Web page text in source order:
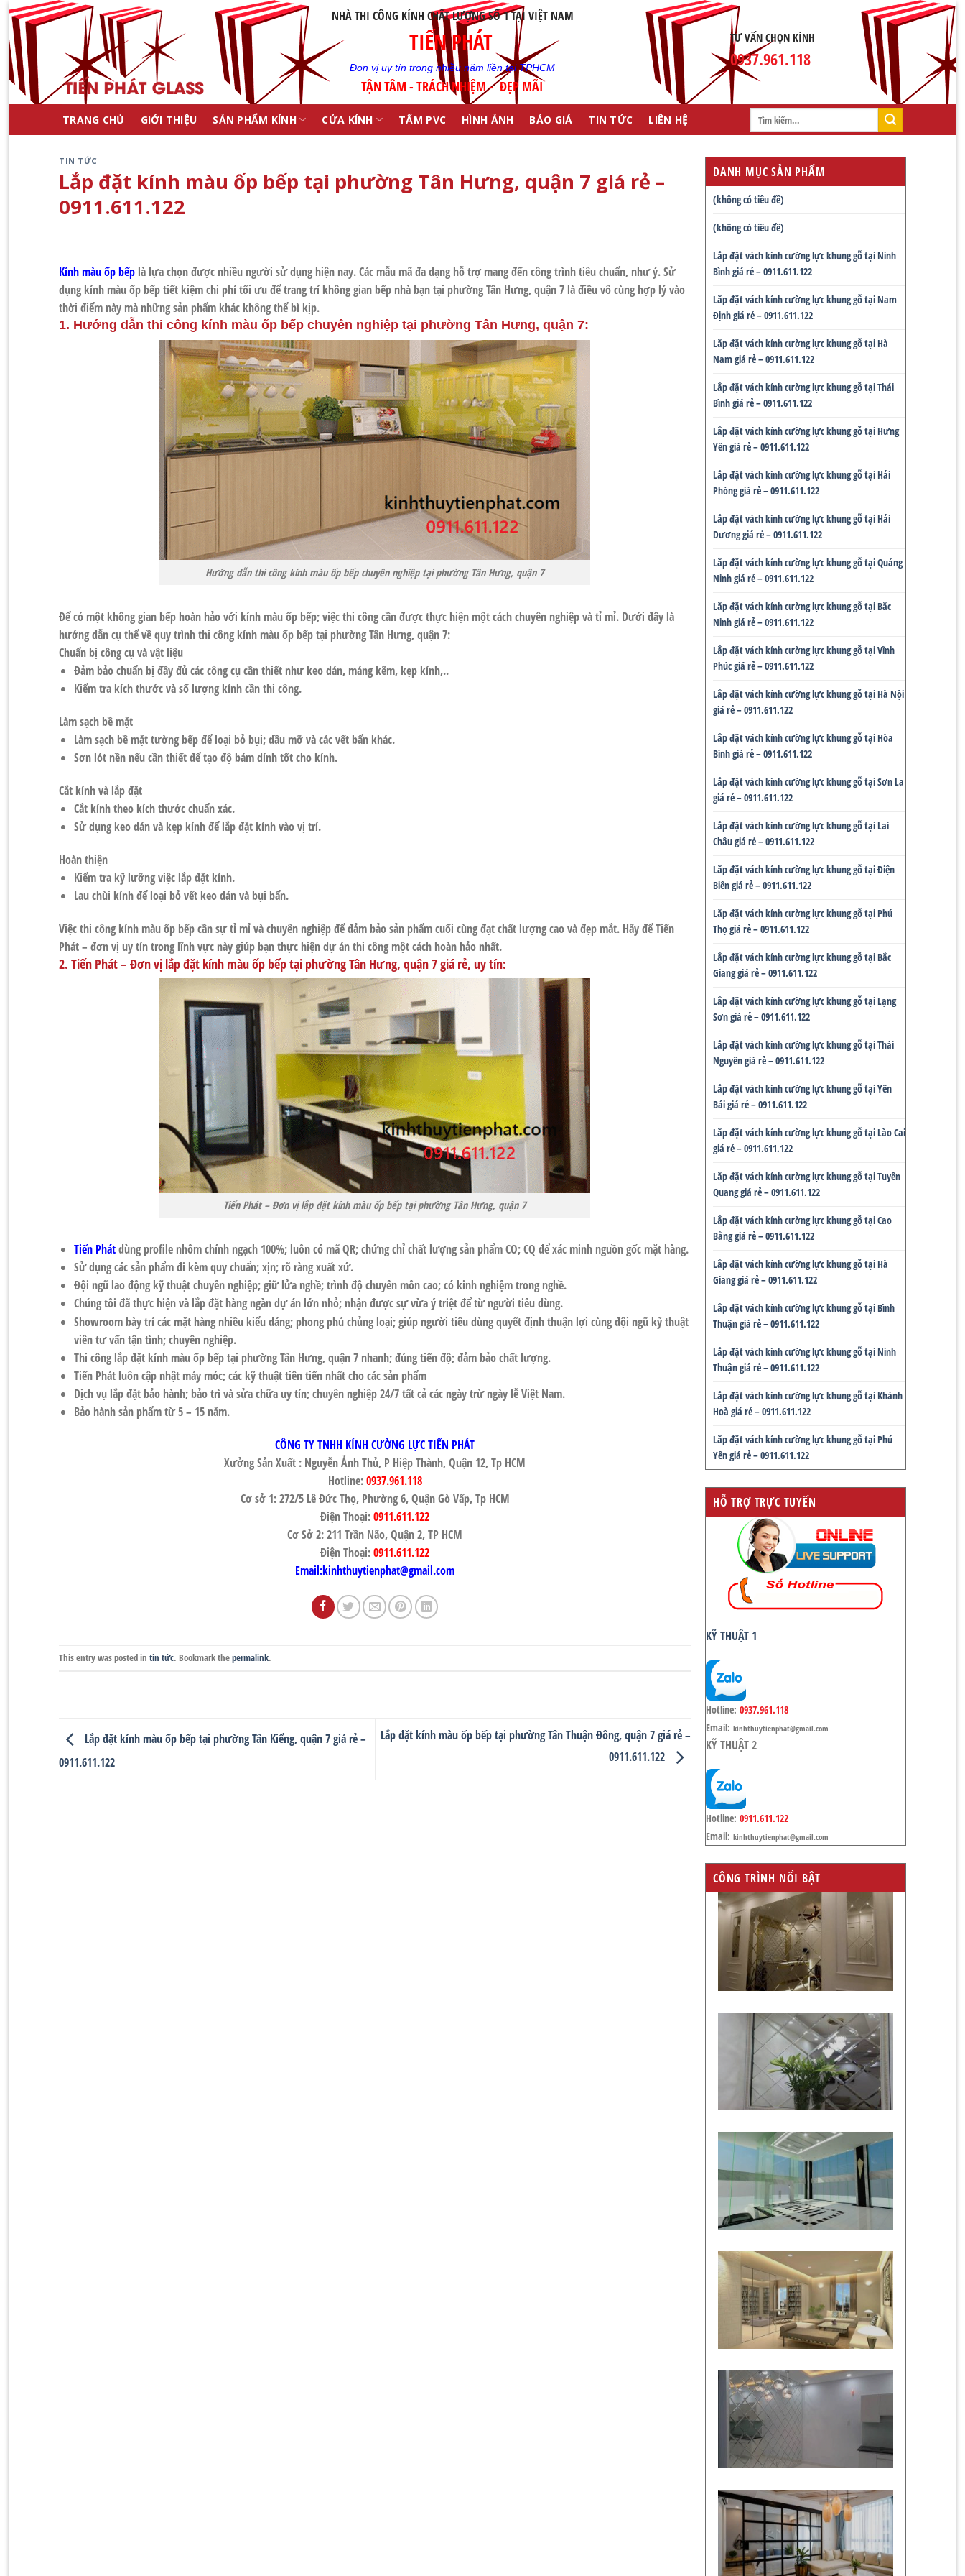
Skip
to
content
NHÀ THI CÔNG KÍNH CHẤT LƯỢNG SỐ 1 TẠI VIỆT NAM
TIẾN PHÁT
Đơn vị uy tín trong nhiều năm liền tại TPHCM
TẬN TÂM - TRÁCH NHIỆM - ĐẸP MÃI
TƯ VẤN CHỌN KÍNH
0937.961.118
TRANG CHỦ GIỚI THIỆU SẢN PHẨM KÍNH CỬA KÍNH TẤM PVC HÌNH ẢNH BÁO GIÁ TIN TỨC LIÊN HỆ
kiếm:
TIN TỨC
Lắp đặt kính màu ốp bếp tại phường Tân Hưng, quận 7 giá rẻ –
0911.611.122
Kính màu ốp bếp là lựa chọn được nhiều người sử dụng hiện nay. Các mẫu mã đa dạng hỗ trợ mang đến công trình tiêu chuẩn, như ý. Sử
dụng kính màu ốp bếp tiết kiệm chi phí tối ưu để trang trí không gian bếp nhà bạn tại phường Tân Hưng, quận 7 là điều vô cùng hợp lý vào
thời điểm này mà những sản phẩm khác không thể bì kịp.
1. Hướng dẫn thi công kính màu ốp bếp chuyên nghiệp tại phường Tân Hưng, quận 7:
Hướng dẫn thi công kính màu ốp bếp chuyên nghiệp tại phường Tân Hưng, quận 7
Để có một không gian bếp hoàn hảo với kính màu ốp bếp; việc thi công cần được thực hiện một cách chuyên nghiệp và tỉ mỉ. Dưới đây là
hướng dẫn cụ thể về quy trình thi công kính màu ốp bếp tại phường Tân Hưng, quận 7:
Chuẩn bị công cụ và vật liệu
Đảm bảo chuẩn bị đầy đủ các công cụ cần thiết như keo dán, máng kẽm, kẹp kính,..
Kiểm tra kích thước và số lượng kính cần thi công.
Làm sạch bề mặt
Làm sạch bề mặt tường bếp để loại bỏ bụi; dầu mỡ và các vết bẩn khác.
Sơn lót nền nếu cần thiết để tạo độ bám dính tốt cho kính.
Cắt kính và lắp đặt
Cắt kính theo kích thước chuẩn xác.
Sử dụng keo dán và kẹp kính để lắp đặt kính vào vị trí.
Hoàn thiện
Kiểm tra kỹ lưỡng việc lắp đặt kính.
Lau chùi kính để loại bỏ vết keo dán và bụi bẩn.
Việc thi công kính màu ốp bếp cần sự tỉ mỉ và chuyên nghiệp để đảm bảo sản phẩm cuối cùng đạt chất lượng cao và đẹp mắt. Hãy để Tiến
Phát – đơn vị uy tín trong lĩnh vực này giúp bạn thực hiện dự án thi công một cách hoàn hảo nhất.
2. Tiến Phát – Đơn vị lắp đặt kính màu ốp bếp tại phường Tân Hưng, quận 7 giá rẻ, uy tín:
Tiến Phát – Đơn vị lắp đặt kính màu ốp bếp tại phường Tân Hưng, quận 7
Tiến Phátdùng profile nhôm chính ngạch 100%; luôn có mã QR; chứng chỉ chất lượng sản phẩm CO; CQ để xác minh nguồn gốc mặt hàng.
Sử dụng các sản phẩm đi kèm quy chuẩn; xịn; rõ ràng xuất xứ.
Đội ngũ lao động kỹ thuật chuyên nghiệp; giữ lửa nghề; trình độ chuyên môn cao; có kinh nghiệm trong nghề.
Chúng tôi đã thực hiện và lắp đặt hàng ngàn dự án lớn nhỏ; nhận được sự vừa ý triệt để từ người tiêu dùng.
Showroom bày trí các mặt hàng nhiều kiểu dáng; phong phú chủng loại; giúp người tiêu dùng quyết định thuận lợi cùng đội ngũ kỹ thuật
viên tư vấn tận tình; chuyên nghiệp.
Thi công lắp đặt kính màu ốp bếp tại phường Tân Hưng, quận 7nhanh; đúng tiến độ; đảm bảo chất lượng.
Tiến Phát luôn cập nhật máy móc; các kỹ thuật tiên tiến nhất cho các sản phẩm
Dịch vụ lắp đặt bảo hành; bảo trì và sửa chữa uy tín; chuyên nghiệp 24/7 tất cả các ngày trừ ngày lễ Việt Nam.
Bảo hành sản phẩm từ 5 – 15 năm.
CÔNG TY TNHH KÍNH CƯỜNG LỰC TIẾN PHÁT
Xưởng Sản Xuất : Nguyễn Ảnh Thủ, P Hiệp Thành, Quận 12, Tp HCM
Hotline:0937.961.118
Cơ sở 1: 272/5 Lê Đức Thọ, Phường 6, Quận Gò Vấp, Tp HCM
Điện Thoại:0911.611.122
Cơ Sở 2: 211 Trần Não, Quận 2, TP HCM
Điện Thoại:0911.611.122
Email:kinhthuytienphat@gmail.com
This entry was posted in tin tức. Bookmark thepermalink.
Lắp đặt kính màu ốp bếp tại phường Tân Kiểng, quận 7 giá rẻ –
0911.611.122
Lắp đặt kính màu ốp bếp tại phường Tân Thuận Đông, quận 7 giá rẻ –
0911.611.122
DANH MỤC SẢN PHẨM
(không có tiêu đề)
(không có tiêu đề)
Lắp đặt vách kính cường lực khung gỗ tại Ninh
Bình giá rẻ – 0911.611.122
Lắp đặt vách kính cường lực khung gỗ tại Nam
Định giá rẻ – 0911.611.122
Lắp đặt vách kính cường lực khung gỗ tại Hà
Nam giá rẻ – 0911.611.122
Lắp đặt vách kính cường lực khung gỗ tại Thái
Bình giá rẻ – 0911.611.122
Lắp đặt vách kính cường lực khung gỗ tại Hưng
Yên giá rẻ – 0911.611.122
Lắp đặt vách kính cường lực khung gỗ tại Hải
Phòng giá rẻ – 0911.611.122
Lắp đặt vách kính cường lực khung gỗ tại Hải
Dương giá rẻ – 0911.611.122
Lắp đặt vách kính cường lực khung gỗ tại Quảng
Ninh giá rẻ – 0911.611.122
Lắp đặt vách kính cường lực khung gỗ tại Bắc
Ninh giá rẻ – 0911.611.122
Lắp đặt vách kính cường lực khung gỗ tại Vĩnh
Phúc giá rẻ – 0911.611.122
Lắp đặt vách kính cường lực khung gỗ tại Hà Nội
giá rẻ – 0911.611.122
Lắp đặt vách kính cường lực khung gỗ tại Hòa
Bình giá rẻ – 0911.611.122
Lắp đặt vách kính cường lực khung gỗ tại Sơn La
giá rẻ – 0911.611.122
Lắp đặt vách kính cường lực khung gỗ tại Lai
Châu giá rẻ – 0911.611.122
Lắp đặt vách kính cường lực khung gỗ tại Điện
Biên giá rẻ – 0911.611.122
Lắp đặt vách kính cường lực khung gỗ tại Phú
Thọ giá rẻ – 0911.611.122
Lắp đặt vách kính cường lực khung gỗ tại Bắc
Giang giá rẻ – 0911.611.122
Lắp đặt vách kính cường lực khung gỗ tại Lạng
Sơn giá rẻ – 0911.611.122
Lắp đặt vách kính cường lực khung gỗ tại Thái
Nguyên giá rẻ – 0911.611.122
Lắp đặt vách kính cường lực khung gỗ tại Yên
Bái giá rẻ – 0911.611.122
Lắp đặt vách kính cường lực khung gỗ tại Lào Cai
giá rẻ – 0911.611.122
Lắp đặt vách kính cường lực khung gỗ tại Tuyên
Quang giá rẻ – 0911.611.122
Lắp đặt vách kính cường lực khung gỗ tại Cao
Bằng giá rẻ – 0911.611.122
Lắp đặt vách kính cường lực khung gỗ tại Hà
Giang giá rẻ – 0911.611.122
Lắp đặt vách kính cường lực khung gỗ tại Bình
Thuận giá rẻ – 0911.611.122
Lắp đặt vách kính cường lực khung gỗ tại Ninh
Thuận giá rẻ – 0911.611.122
Lắp đặt vách kính cường lực khung gỗ tại Khánh
Hoà giá rẻ – 0911.611.122
Lắp đặt vách kính cường lực khung gỗ tại Phú
Yên giá rẻ – 0911.611.122
HỖ TRỢ TRỰC TUYẾN
KỸ THUẬT 1
Hotline: 0937.961.118
Email: kinhthuytienphat@gmail.com
KỸ THUẬT 2
Hotline: 0911.611.122
Email: kinhthuytienphat@gmail.com
CÔNG TRÌNH NỔI BẬT